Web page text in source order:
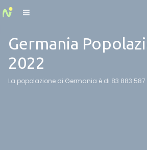
Germania
2022
La popolazione di Germania è di 83 883 587